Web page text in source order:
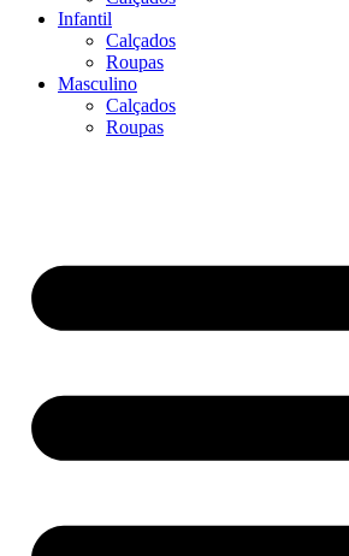
Infantil
Calçados
Roupas
Masculino
Calçados
Roupas